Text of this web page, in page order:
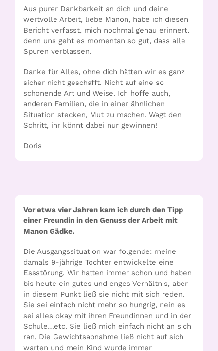
Aus purer Dankbarkeit an dich und deine
wertvolle Arbeit, liebe Manon, habe ich diesen
Bericht verfasst, mich nochmal genau erinnert,
denn uns geht es momentan so gut, dass alle
Spuren verblassen.
Danke für Alles, ohne dich hätten wir es ganz
sicher nicht geschafft. Nicht auf eine so
schonende Art und Weise. Ich hoffe auch,
anderen Familien, die in einer ähnlichen
Situation stecken, Mut zu machen. Wagt den
Schritt, ihr könnt dabei nur gewinnen!
Doris
Vor etwa vier Jahren kam ich durch den Tipp
einer Freundin in den Genuss der Arbeit mit
Manon Gädke.
Die Ausgangssituation war folgende: meine
damals 9-jährige Tochter entwickelte eine
Essstörung. Wir hatten immer schon und haben
bis heute ein gutes und enges Verhältnis, aber
in diesem Punkt ließ sie nicht mit sich reden.
Sie sei einfach nicht mehr so hungrig, nein es
sei alles okay mit ihren Freundinnen und in der
Schule…etc. Sie ließ mich einfach nicht an sich
ran. Die Gewichtsabnahme ließ nicht auf sich
warten und mein Kind wurde immer